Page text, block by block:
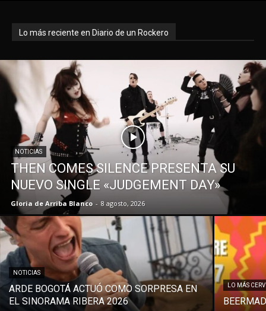
Lo más reciente en Diario de un Rockero
NOTICIAS
THEN COMES SILENCE PRESENTA SU
NUEVO SINGLE «JUDGEMENT DAY»
Gloria de Arriba Blanco - 8 agosto, 2026
NOTICIAS
ARDE BOGOTÁ ACTUÓ COMO SORPRESA EN
EL SINORAMA RIBERA 2026
LO MÁS